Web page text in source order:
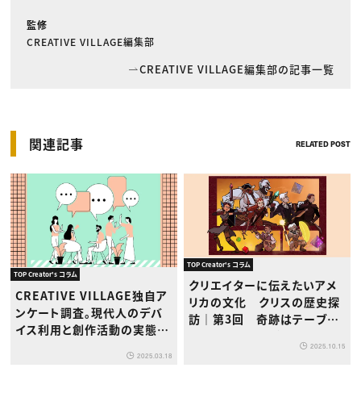
監修
CREATIVE VILLAGE編集部
CREATIVE VILLAGE編集部の記事一覧
関連記事 RELATED POST
TOP Creator's コラム
CREATIVE VILLAGE独自ア
ンケート調査。現代人のデバ
イス利用と創作活動の実態に
2025.03.18
TOP Creator's コラム
クリエイターに伝えたいアメ
リカの文化 クリスの歴史探
訪｜第3回 奇跡はテーブル
2025.10.15